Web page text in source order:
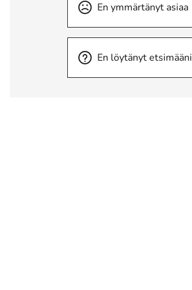
En ymmärtänyt asiaa
En löytänyt etsimääni